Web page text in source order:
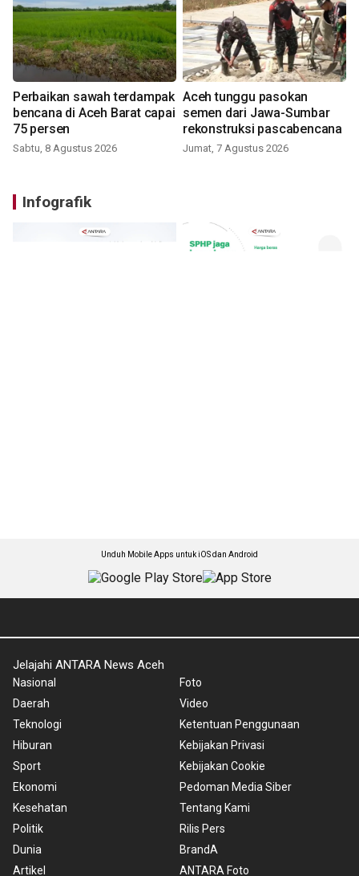
Perbaikan sawah terdampak
bencana di Aceh Barat capai
75 persen
Sabtu, 8 Agustus 2026
Aceh tunggu pasokan
semen dari Jawa-Sumbar
rekonstruksi pascabencana
Jumat, 7 Agustus 2026
Infografik
Unduh Mobile Apps untuk iOS dan Android
Jelajahi ANTARA News Aceh
Nasional
Daerah
Teknologi
Hiburan
Sport
Ekonomi
Kesehatan
Politik
Dunia
Artikel
Foto
Video
Ketentuan Penggunaan
Kebijakan Privasi
Kebijakan Cookie
Pedoman Media Siber
Tentang Kami
Rilis Pers
BrandA
ANTARA Foto